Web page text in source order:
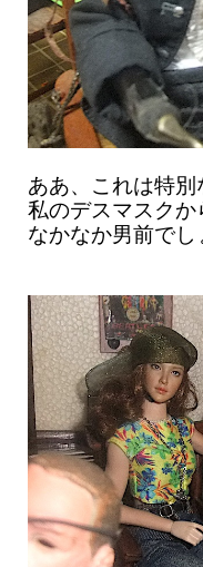
ああ、これは特別
私のデスマスクか
なかなか男前でし